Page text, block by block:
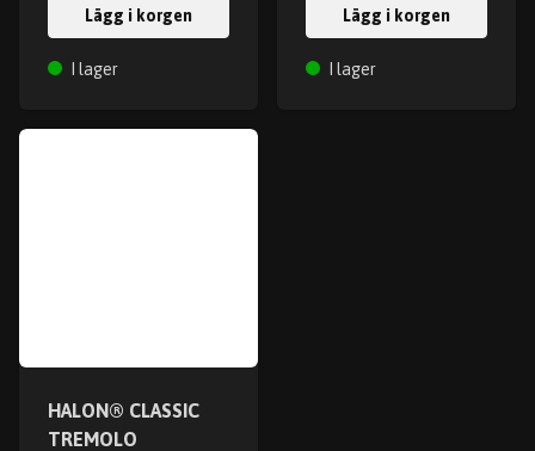
Lägg i korgen
I lager
Lägg i korgen
I lager
HALON® CLASSIC
TREMOLO